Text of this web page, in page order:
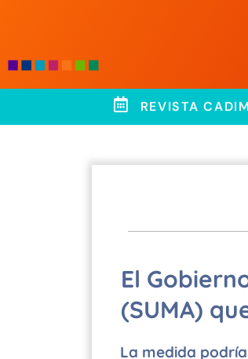
REVISTA
El
(SUMA)
La medida